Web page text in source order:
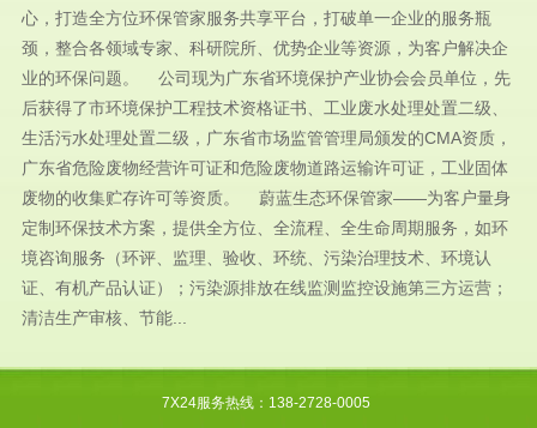
心，打造全方位环保管家服务共享平台，打破单一企业的服务瓶
颈，整合各领域专家、科研院所、优势企业等资源，为客户解决企
业的环保问题。 公司现为广东省环境保护产业协会会员单位，先
后获得了市环境保护工程技术资格证书、工业废水处理处置二级、
生活污水处理处置二级，广东省市场监管管理局颁发的CMA资质，
广东省危险废物经营许可证和危险废物道路运输许可证，工业固体
废物的收集贮存许可等资质。 蔚蓝生态环保管家——为客户量身
定制环保技术方案，提供全方位、全流程、全生命周期服务，如环
境咨询服务（环评、监理、验收、环统、污染治理技术、环境认
证、有机产品认证）；污染源排放在线监测监控设施第三方运营；
清洁生产审核、节能...
7X24服务热线：138-2728-0005